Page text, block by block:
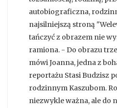
autobiograficzna,
najsilniejszą stroną
tańczyć z obrazem nie
ramiona. - Do obrazu
mówi Joanna, jedna z
reportażu Stasi Budzisz
rodzinnym Kaszubom.
niezwykle ważna, ale do